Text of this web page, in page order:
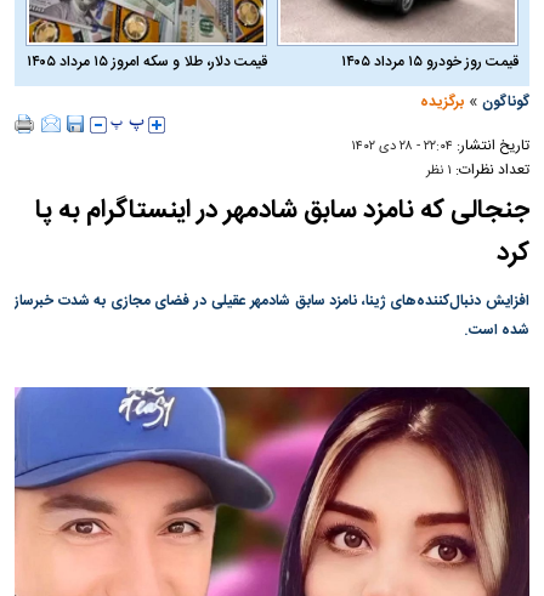
قیمت روز خودرو ۱۵ مرداد ۱۴۰۵
قیمت دلار، طلا و سکه امروز ۱۵ مرداد ۱۴۰۵
گوناگون »برگزیده
تاریخ انتشار: ۲۲:۰۴ - ۲۸ دی ۱۴۰۲
تعداد نظرات: ۱ نظر
جنجالی که نامزد سابق شادمهر در اینستاگرام به پا
کرد
افزایش دنبال‌کننده‌های ژینا، نامزد سابق شادمهر عقیلی در فضای مجازی به شدت خبرساز
شده است.